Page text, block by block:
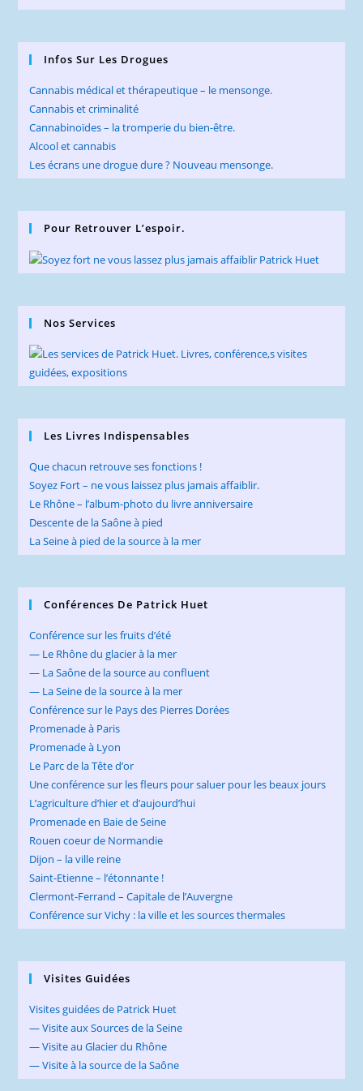
Infos Sur Les Drogues
Cannabis médical et thérapeutique – le mensonge.
Cannabis et criminalité
Cannabinoïdes – la tromperie du bien-être.
Alcool et cannabis
Les écrans une drogue dure ? Nouveau mensonge.
Pour Retrouver L’espoir.
Nos Services
Les Livres Indispensables
Que chacun retrouve ses fonctions !
Soyez Fort – ne vous laissez plus jamais affaiblir.
Le Rhône – l’album-photo du livre anniversaire
Descente de la Saône à pied
La Seine à pied de la source à la mer
Conférences De Patrick Huet
Conférence sur les fruits d’été
— Le Rhône du glacier à la mer
— La Saône de la source au confluent
— La Seine de la source à la mer
Conférence sur le Pays des Pierres Dorées
Promenade à Paris
Promenade à Lyon
Le Parc de la Tête d’or
Une conférence sur les fleurs pour saluer pour les beaux jours
L’agriculture d’hier et d’aujourd’hui
Promenade en Baie de Seine
Rouen coeur de Normandie
Dijon – la ville reine
Saint-Etienne – l’étonnante !
Clermont-Ferrand – Capitale de l’Auvergne
Conférence sur Vichy : la ville et les sources thermales
Visites Guidées
Visites guidées de Patrick Huet
— Visite aux Sources de la Seine
— Visite au Glacier du Rhône
— Visite à la source de la Saône